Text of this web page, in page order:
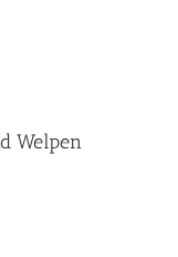
Welpen